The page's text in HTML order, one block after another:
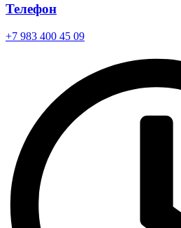
Телефон
+7 983 400 45 09